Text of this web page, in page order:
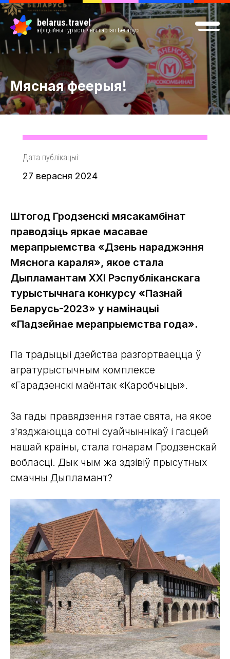
belarus.travel
афіцыйны турыстычны партал Беларусі
Мясная феерыя!
Дата публікацыі:
27 верасня 2024
Штогод Гродзенскі мясакамбінат
праводзіць яркае масавае
мерапрыемства «Дзень нараджэння
Мяснога караля», якое стала
Дыпламантам ХХІ Рэспубліканскага
турыстычнага конкурсу «Пазнай
Беларусь-2023» у намінацыі
«Падзейнае мерапрыемства года».
Па традыцыі дзейства разгортваецца ў
агратурыстычным комплексе
«Гарадзенскі маёнтак «Каробчыцы».
За гады правядзення гэтае свята, на якое
з'язджаюцца сотні суайчыннікаў і гасцей
нашай краіны, стала гонарам Гродзенскай
вобласці. Дык чым жа здзівіў прысутных
смачны Дыпламант?